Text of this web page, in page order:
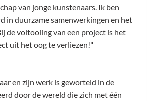
van jonge kunstenaars. Ik ben
in duurzame samenwerkingen en het
de voltooiing van een project is het
uit het oog te verliezen!"
en zijn werk is geworteld in de
door de wereld die zich met één